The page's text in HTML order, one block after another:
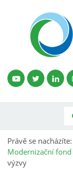
Právě se nacházíte:
Modernizační fond
výzvy